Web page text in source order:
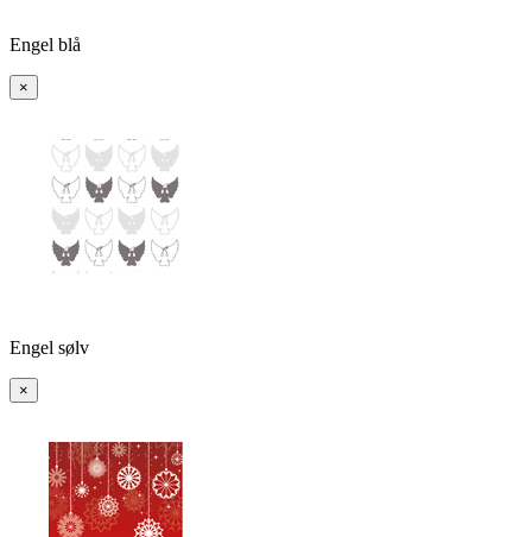
Engel blå
×
Engel sølv
×